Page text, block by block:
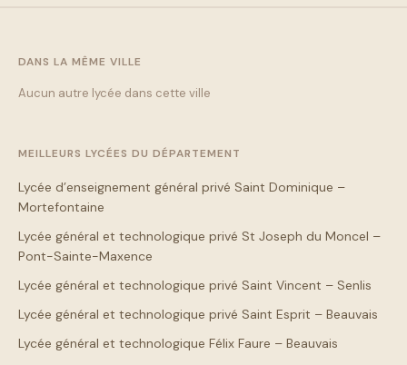
DANS LA MÊME VILLE
Aucun autre lycée dans cette ville
MEILLEURS LYCÉES DU DÉPARTEMENT
Lycée d’enseignement général privé Saint Dominique –
Mortefontaine
Lycée général et technologique privé St Joseph du Moncel –
Pont-Sainte-Maxence
Lycée général et technologique privé Saint Vincent – Senlis
Lycée général et technologique privé Saint Esprit – Beauvais
Lycée général et technologique Félix Faure – Beauvais